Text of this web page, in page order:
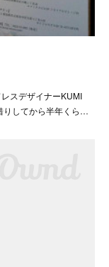
スデザイナーKUMI
りしてから半年くら…